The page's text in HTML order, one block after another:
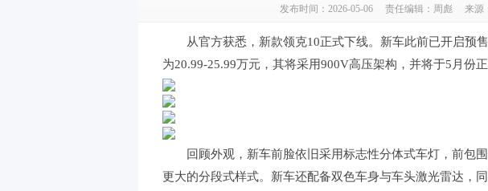
发布时间：2026-05-06 责任编辑：周彪 来源
从官方获悉，新款领克10正式下线。新车此前已开启预
为20.99-25.99万元，其将采用900V高压架构，并将于5月份正
回顾外观，新车前脸依旧采用标志性分体式车灯，前包
更大的分段式样式。新车还配备双色车身与车头激光雷达，